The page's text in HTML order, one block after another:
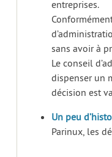
entreprises.
sans avoir à
Le conseil
dispenser un
décision est
Un peu
Parinux, les